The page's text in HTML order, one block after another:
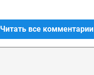
Читать все комментарии